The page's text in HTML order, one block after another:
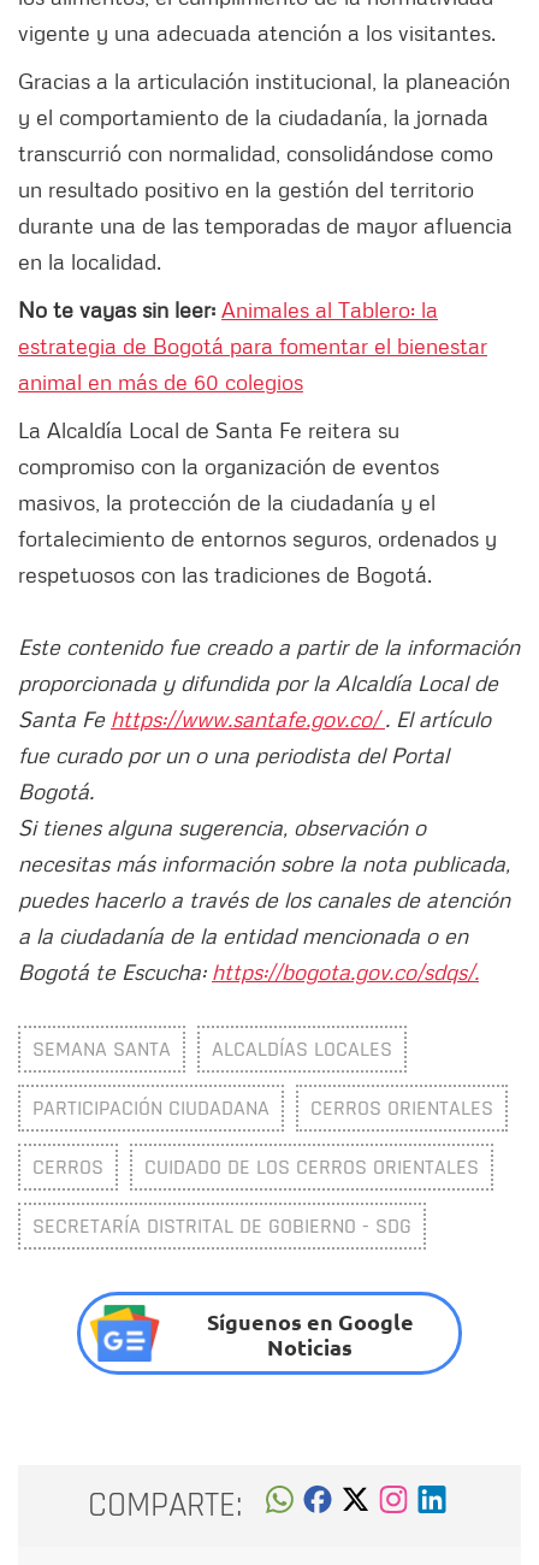
vigente y una adecuada atención a los visitantes.
Gracias a la articulación institucional, la planeación
y el comportamiento de la ciudadanía, la jornada
transcurrió con normalidad, consolidándose como
un resultado positivo en la gestión del territorio
durante una de las temporadas de mayor afluencia
en la localidad.
No te vayas sin leer: Animales al Tablero: la
estrategia de Bogotá para fomentar el bienestar
animal en más de 60 colegios
La Alcaldía Local de Santa Fe reitera su
compromiso con la organización de eventos
masivos, la protección de la ciudadanía y el
fortalecimiento de entornos seguros, ordenados y
respetuosos con las tradiciones de Bogotá.
Este contenido fue creado a partir de la información
proporcionada y difundida por la Alcaldía Local de
Santa Fe https://www.santafe.gov.co/. El artículo
fue curado por un o una periodista del Portal
Bogotá.
Si tienes alguna sugerencia, observación o
necesitas más información sobre la nota publicada,
puedes hacerlo a través de los canales de atención
a la ciudadanía de la entidad mencionada o en
Bogotá te Escucha: https://bogota.gov.co/sdqs/.
SEMANA SANTA ALCALDÍAS LOCALES
PARTICIPACIÓN CIUDADANA CERROS ORIENTALES
CERROS CUIDADO DE LOS CERROS ORIENTALES
SECRETARÍA DISTRITAL DE GOBIERNO - SDG
Síguenos en Google
Noticias
COMPARTE: